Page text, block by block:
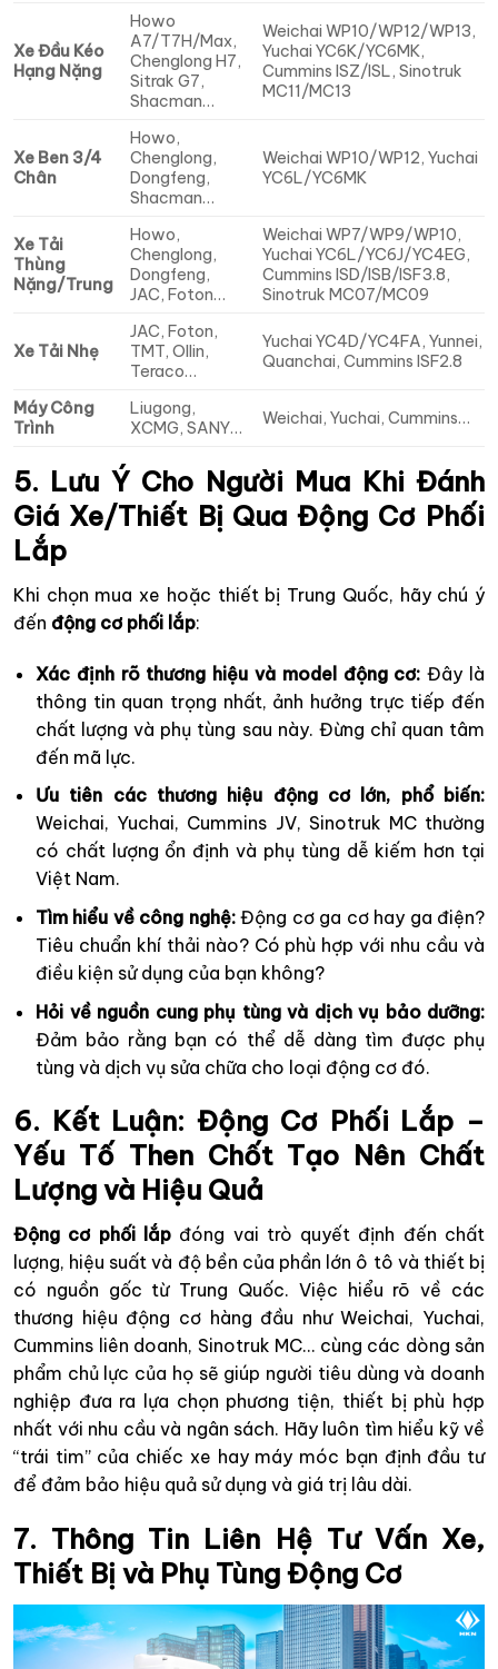
Xe Đầu Kéo
Hạng Nặng
Howo
A7/T7H/Max,
Chenglong H7,
Sitrak G7,
Shacman…
Weichai WP10/WP12/WP13,
Yuchai YC6K/YC6MK,
Cummins ISZ/ISL, Sinotruk
MC11/MC13
Xe Ben 3/4
Chân
Howo,
Chenglong,
Dongfeng,
Shacman…
Weichai WP10/WP12, Yuchai
YC6L/YC6MK
Xe Tải
Thùng
Nặng/Trung
Howo,
Chenglong,
Dongfeng,
JAC, Foton…
Weichai WP7/WP9/WP10,
Yuchai YC6L/YC6J/YC4EG,
Cummins ISD/ISB/ISF3.8,
Sinotruk MC07/MC09
Xe Tải Nhẹ
JAC, Foton,
TMT, Ollin,
Teraco…
Yuchai YC4D/YC4FA, Yunnei,
Quanchai, Cummins ISF2.8
Máy Công
Trình
Liugong,
XCMG, SANY…
Weichai, Yuchai, Cummins…
5. Lưu Ý Cho Người Mua Khi Đánh
Giá Xe/Thiết Bị Qua Động Cơ Phối
Lắp
Khi chọn mua xe hoặc thiết bị Trung Quốc, hãy chú ý
đến động cơ phối lắp:
Xác định rõ thương hiệu và model động cơ: Đây là
thông tin quan trọng nhất, ảnh hưởng trực tiếp đến
chất lượng và phụ tùng sau này. Đừng chỉ quan tâm
đến mã lực.
Ưu tiên các thương hiệu động cơ lớn, phổ biến:
Weichai, Yuchai, Cummins JV, Sinotruk MC thường
có chất lượng ổn định và phụ tùng dễ kiếm hơn tại
Việt Nam.
Tìm hiểu về công nghệ:Động cơ ga cơ hay ga điện?
Tiêu chuẩn khí thải nào? Có phù hợp với nhu cầu và
điều kiện sử dụng của bạn không?
Hỏi về nguồn cung phụ tùng và dịch vụ bảo dưỡng:
Đảm bảo rằng bạn có thể dễ dàng tìm được phụ
tùng và dịch vụ sửa chữa cho loại động cơ đó.
6. Kết Luận: Động Cơ Phối Lắp –
Yếu Tố Then Chốt Tạo Nên Chất
Lượng và Hiệu Quả
Động cơ phối lắpđóng vai trò quyết định đến chất
lượng, hiệu suất và độ bền của phần lớn ô tô và thiết bị
có nguồn gốc từ Trung Quốc. Việc hiểu rõ về các
thương hiệu động cơ hàng đầu như Weichai, Yuchai,
Cummins liên doanh, Sinotruk MC… cùng các dòng sản
phẩm chủ lực của họ sẽ giúp người tiêu dùng và doanh
nghiệp đưa ra lựa chọn phương tiện, thiết bị phù hợp
nhất với nhu cầu và ngân sách. Hãy luôn tìm hiểu kỹ về
“trái tim” của chiếc xe hay máy móc bạn định đầu tư
để đảm bảo hiệu quả sử dụng và giá trị lâu dài.
7. Thông Tin Liên Hệ Tư Vấn Xe,
Thiết Bị và Phụ Tùng Động Cơ